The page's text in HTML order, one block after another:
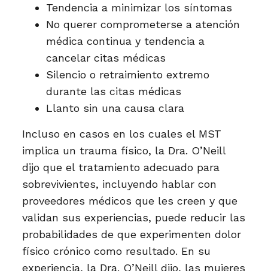
Tendencia a minimizar los síntomas
No querer comprometerse a atención
médica continua y tendencia a
cancelar citas médicas
Silencio o retraimiento extremo
durante las citas médicas
Llanto sin una causa clara
Incluso en casos en los cuales el MST
implica un trauma físico, la Dra. O’Neill
dijo que el tratamiento adecuado para
sobrevivientes, incluyendo hablar con
proveedores médicos que les creen y que
validan sus experiencias, puede reducir las
probabilidades de que experimenten dolor
físico crónico como resultado. En su
experiencia, la Dra. O’Neill dijo, las mujeres